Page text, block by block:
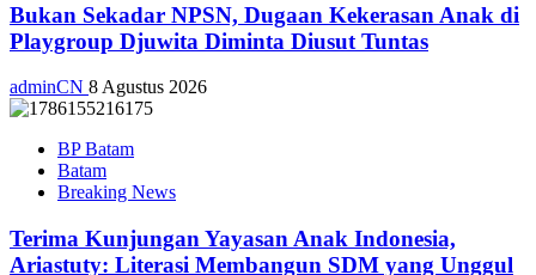
Bukan Sekadar NPSN, Dugaan Kekerasan Anak di
Playgroup Djuwita Diminta Diusut Tuntas
adminCN 8 Agustus 2026
BP Batam
Batam
Breaking News
Terima Kunjungan Yayasan Anak Indonesia,
Ariastuty: Literasi Membangun SDM yang Unggul